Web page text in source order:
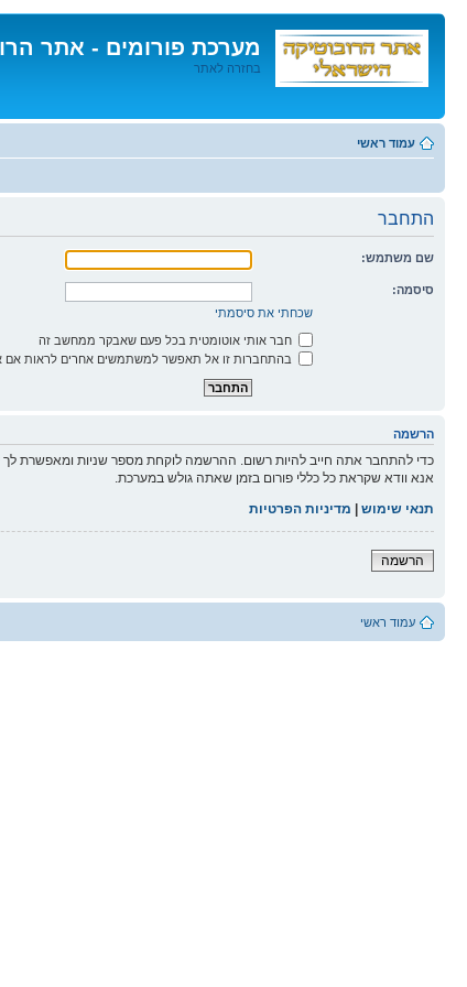
מערכת פורומים - אתר
בחזרה לאתר
לתוכן
עמוד ראשי
התחבר
שם משתמש:
סיסמה:
שכחתי את סיסמתי
חבר אותי אוטומטית בכל פעם שאבקר ממחשב זה
בהתחברות זו אל תאפשר למשתמשים אחרים לראות אם
הרשמה
כדי להתחבר אתה חייב להיות רשום. ההרשמה לוקחת מספר שניות ומאפשרת לך
אנא וודא שקראת כל כללי פורום בזמן שאתה גולש במערכת.
תנאי שימוש | מדיניות הפרטיות
הרשמה
עמוד ראשי